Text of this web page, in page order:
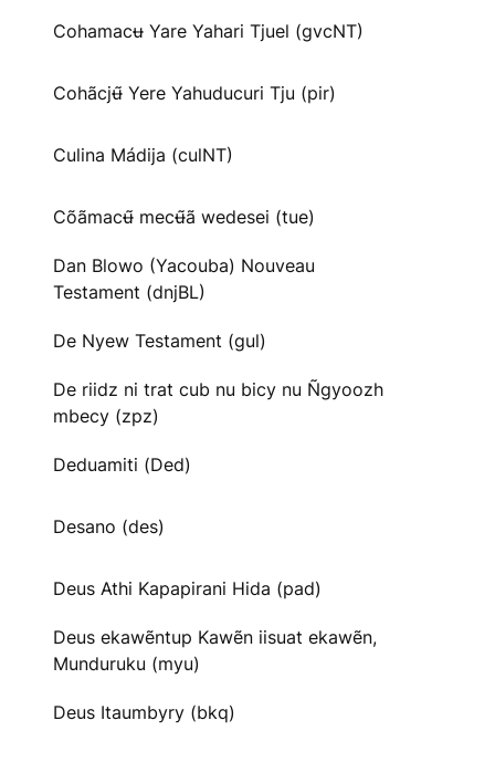
Cohamacʉ Yare Yahari Tjuel (gvcNT)
Cohãcjʉ̃ Yere Yahuducuri Tju (pir)
Culina Mádija (culNT)
Cõãmacʉ̃ mecʉ̃ã wedesei (tue)
Dan Blowo (Yacouba) Nouveau
Testament (dnjBL)
De Nyew Testament (gul)
De riidz ni trat cub nu bicy nu Ñgyoozh
mbecy (zpz)
Deduamiti (Ded)
Desano (des)
Deus Athi Kapapirani Hida (pad)
Deus ekawẽntup Kawẽn iisuat ekawẽn,
Munduruku (myu)
Deus Itaumbyry (bkq)